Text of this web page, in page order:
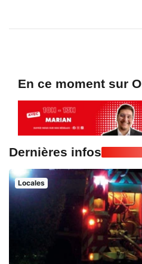
En ce moment sur
Dernières infos
Locales